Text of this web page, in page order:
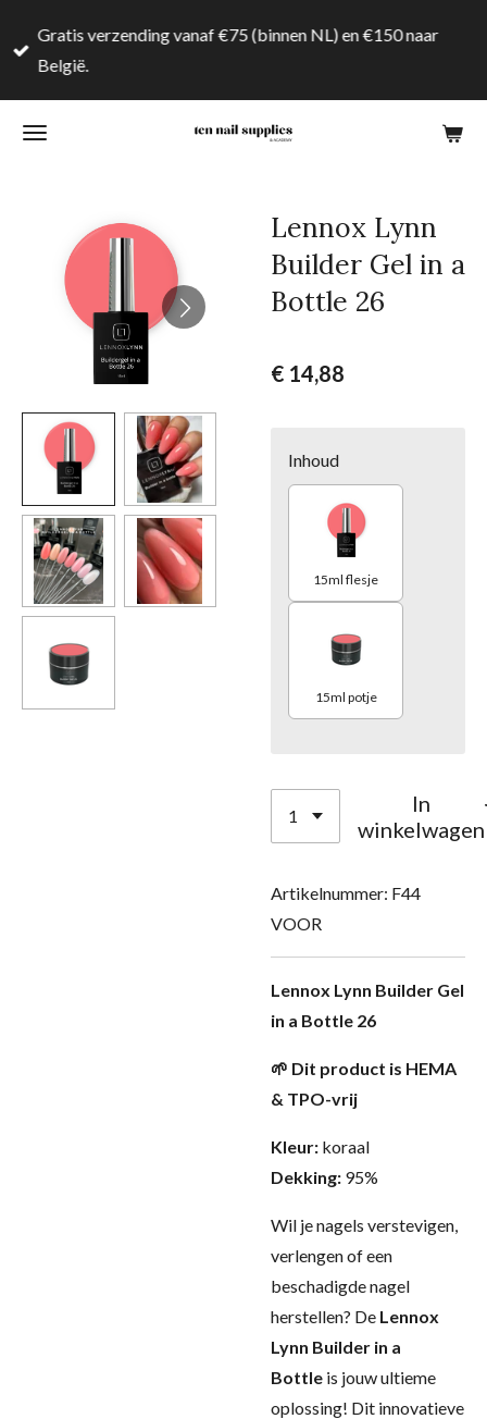
direct
hoofdinhoud
Gratis verzending vanaf €75 (binnen NL) en €150 naar
België.
Lennox Lynn
Builder Gel in a
Bottle 26
€ 14,88
Inhoud
15ml flesje
15ml potje
In
winkelwagen
Artikelnummer: F44
VOOR
Lennox Lynn Builder Gel
in a Bottle 26
🌱 Dit product is HEMA
& TPO-vrij
Kleur: koraal
Dekking: 95%
Wil je nagels verstevigen,
verlengen of een
beschadigde nagel
herstellen? De Lennox
Lynn Builder in a
Bottle is jouw ultieme
oplossing! Dit innovatieve